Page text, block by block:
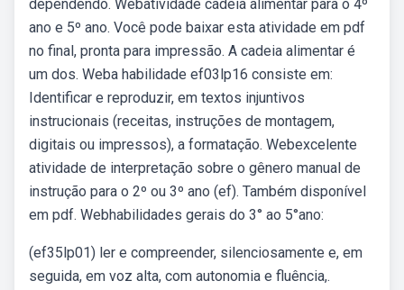
dependendo. Webatividade cadeia alimentar para o 4º
ano e 5º ano. Você pode baixar esta atividade em pdf
no final, pronta para impressão. A cadeia alimentar é
um dos. Weba habilidade ef03lp16 consiste em:
Identificar e reproduzir, em textos injuntivos
instrucionais (receitas, instruções de montagem,
digitais ou impressos), a formatação. Webexcelente
atividade de interpretação sobre o gênero manual de
instrução para o 2º ou 3º ano (ef). Também disponível
em pdf. Webhabilidades gerais do 3° ao 5°ano:
(ef35lp01) ler e compreender, silenciosamente e, em
seguida, em voz alta, com autonomia e fluência,.